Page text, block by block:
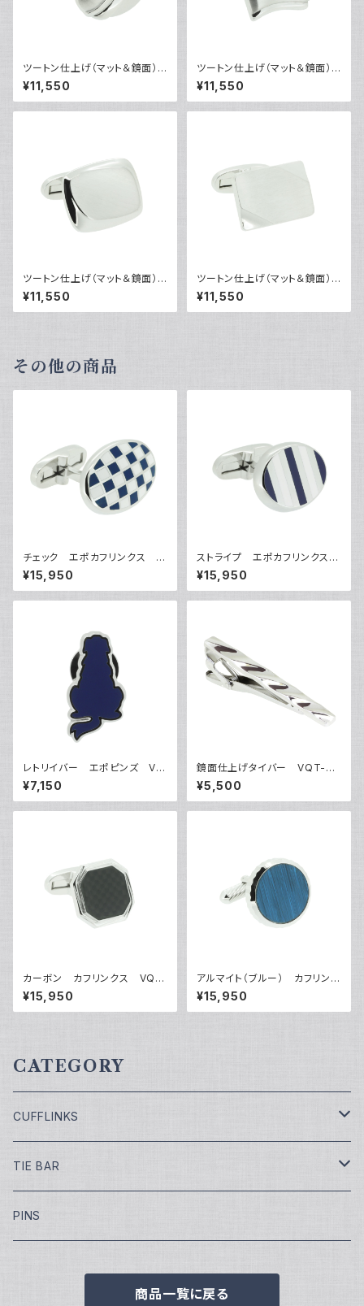
ツートン仕上げ（マット＆鏡面）カ
フリンクス VQC-0803
¥11,550
ツートン仕上げ（マット＆鏡面）カ
フリンクス VQC-0804
¥11,550
ツートン仕上げ（マット＆鏡面）カ
フリンクス VQC-0805
¥11,550
ツートン仕上げ（マット＆鏡面）カ
フリンクス VQC-0806
¥11,550
その他の商品
チェック エポカフリンクス V
QC-1203
¥15,950
ストライプ エポカフリンクス
VQC-1202
¥15,950
レトリイバー エポピンズ VQ
P-0505
¥7,150
鏡面仕上げタイバー VQT-03
16
¥5,500
カーボン カフリンクス VQC
-1211
¥15,950
アルマイト（ブルー） カフリンク
ス VQC-1209BR
¥15,950
CATEGORY
CUFFLINKS
￥7,700
￥9,900
TIE BAR
￥4,400
PINS
商品一覧に戻る